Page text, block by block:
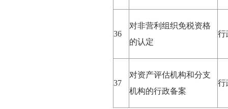
36
对非营利组织免税资格
的认定
行
37
对资产评估机构和分支
机构的行政备案
行